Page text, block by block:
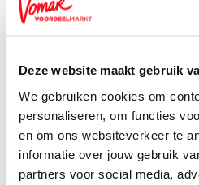
Deze website maakt gebruik
We gebruiken cookies om
personaliseren, om functies
en om ons websiteverkeer te
informatie over jouw gebruik
partners voor social media,
Pincode vergeten
Persoonlijk KIK-account
Bio Today